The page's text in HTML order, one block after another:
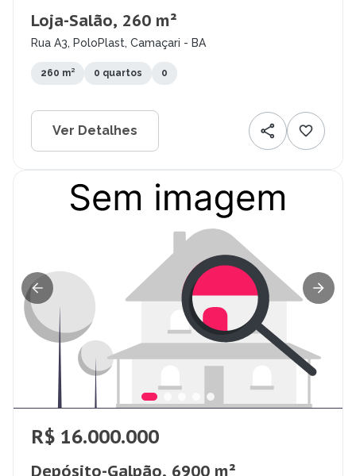
Loja-Salão, 260 m²
Rua A3, PoloPlast, Camaçari - BA
260 m² 0 quartos 0
Ver Detalhes
R$ 16.000.000
Depósito-Galpão, 6900 m²